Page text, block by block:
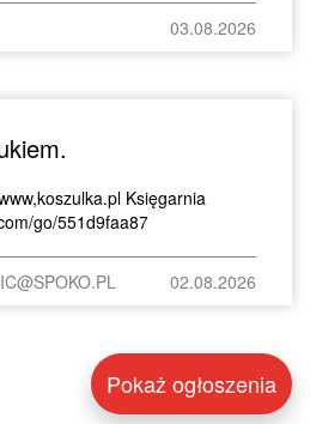
03.08.2026
Księgarnia
go/551d9faa87
02.08.2026
Pokaż ogłoszenia